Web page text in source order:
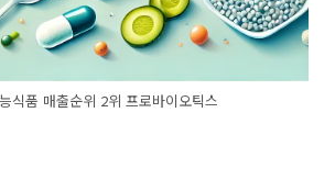
식품 매출순위 2위 프로바이오틱스